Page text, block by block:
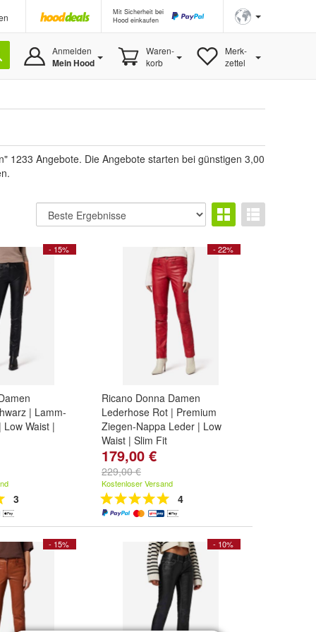
Mit Sicherheit bei
Hood einkaufen
Anmelden
Mein Hood
Waren-
korb
Merk-
zettel
1233 Angebote. Die Angebote starten bei günstigen 3,00
- 15%
| Lamm-
Waist |
3
- 22%
Ricano Donna Damen
Lederhose Rot | Premium
Ziegen-Nappa Leder | Low
Waist | Slim Fit
Größe:2XL,
...
179,00 €
229,00 €
Kostenloser Versand
4
- 15% - 10%